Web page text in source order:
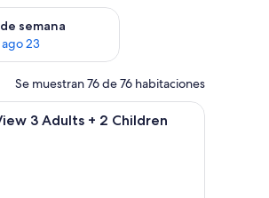
16
semana
23
para el próximo fin de semana,
Se muestran 76 de 76 habitaciones
mesa de centro, un televisor y un aparador
Habitación de hotel moderna con un
3 Adults + 2 Children